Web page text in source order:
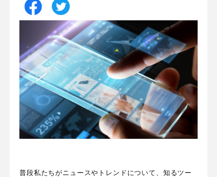
普段私たちがニュースやトレンドについて、知るツー